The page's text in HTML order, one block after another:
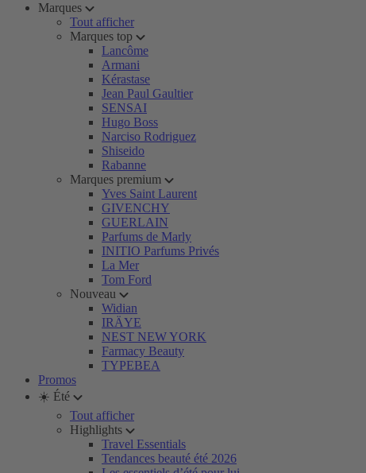
Marques
Tout afficher
Marques top
Lancôme
Armani
Kérastase
Jean Paul Gaultier
SENSAI
Hugo Boss
Narciso Rodriguez
Shiseido
Rabanne
Marques premium
Yves Saint Laurent
GIVENCHY
GUERLAIN
Parfums de Marly
INITIO Parfums Privés
La Mer
Tom Ford
Nouveau
Widian
IRÄYE
NEST NEW YORK
Farmacy Beauty
TYPEBEA
Promos
☀️ Été
Tout afficher
Highlights
Travel Essentials
Tendances beauté été 2026